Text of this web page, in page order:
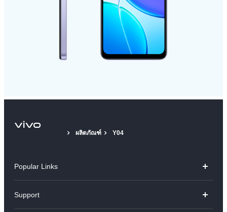
ผลิตภัณฑ์ Y04
Popular Links
Support